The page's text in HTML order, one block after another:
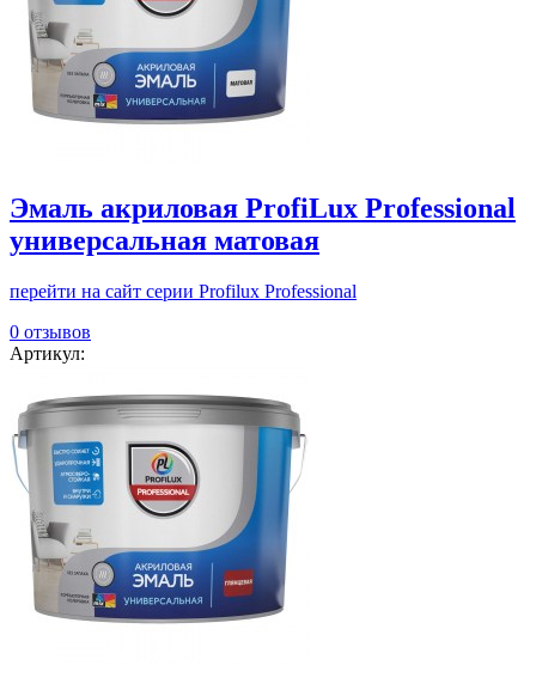
Эмаль акриловая ProfiLux Professional
универсальная матовая
перейти на сайт серии Profilux Professional
0 отзывов
Артикул: